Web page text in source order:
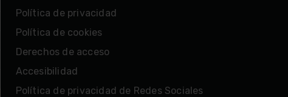
Política de privacidad
Política de cookies
Derechos de acceso
Accesibilidad
Política de privacidad de Redes Sociales